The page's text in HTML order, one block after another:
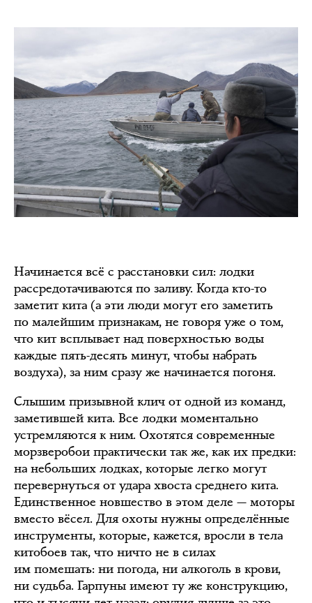
Начинается всё с расстановки сил: лодки
рассредотачиваются по заливу. Когда кто-то
заметит кита (а эти люди могут его заметить
по малейшим признакам, не говоря уже о том,
что кит всплывает над поверхностью воды
каждые пять-десять минут, чтобы набрать
воздуха), за ним сразу же начинается погоня.
Слышим призывной клич от одной из команд,
заметившей кита. Все лодки моментально
устремляются к ним. Охотятся современные
морзверобои практически так же, как их предки:
на небольших лодках, которые легко могут
перевернуться от удара хвоста среднего кита.
Единственное новшество в этом деле — моторы
вместо вёсел. Для охоты нужны определённые
инструменты, которые, кажется, вросли в тела
китобоев так, что ничто не в силах
им помешать: ни погода, ни алкоголь в крови,
ни судьба. Гарпуны имеют ту же конструкцию,